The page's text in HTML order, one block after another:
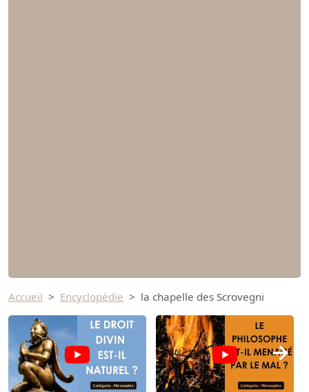
Accueil Encyclopédie la chapelle des Scrovegni
→